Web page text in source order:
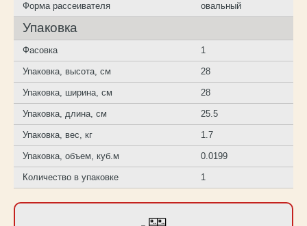
Форма рассеивателя овальный
Упаковка
Фасовка 1
Упаковка, высота, см 28
Упаковка, ширина, см 28
Упаковка, длина, см 25.5
Упаковка, вес, кг 1.7
Упаковка, объем, куб.м 0.0199
Количество в упаковке 1